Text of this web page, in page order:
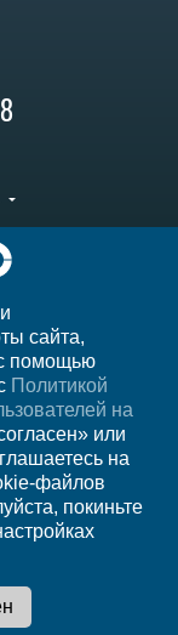
сайта,
помощью
Политикой
на
или
на
файлов
покиньте